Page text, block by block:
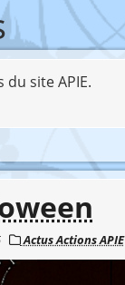
site APIE.
Actus Actions APIE